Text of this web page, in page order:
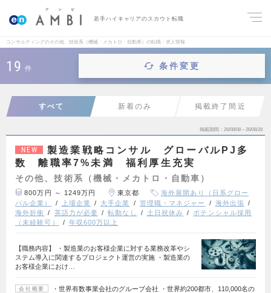
若手ハイキャリアのスカウト転職
コンサルティングのその他、技術系（機械・メカトロ・自動車）の転職・求人情報
19 件 条件変更
すべて 新着のみ 掲載終了間近
掲載期間 26/08/08～26/08/28
NEW
製造業戦略コンサル グローバルPJ多
数 離職率7%未満 福利厚生充実
その他、技術系（機械・メカトロ・自動車）
800万円 ～ 1249万円 東京都
海外展開あり（日系グロー
バル企業）
上場企業 大手企業 管理職・マネジャー
海外出張
海外折衝
英語力が必要 転勤なし 土日祝休み
ポテンシャル採用
（未経験可）
年収600万以上
【職務内容】 ・製造業のお客様企業に対する業務改革やシ
ステム導入に関連するプロジェクト運営の実施 ・製造業の
お客様企業におけ…
会社概要
・世界有数事業会社のグループ会社 ・世界約200都市、110,000名の